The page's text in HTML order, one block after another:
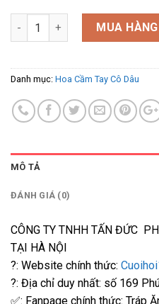
HT-90016 số lượngMUA HÀNG
Danh mục: Hoa Cầm Tay Cô Dâu
MÔ TẢ
ĐÁNH GIÁ (0)
CÔNG TY TNHH TẤN ĐỨC
TẠI HÀ NỘI
?: Website chính thức:
?: Địa chỉ duy nhất: số 169
✅: Fanpage chính thức: Tráp